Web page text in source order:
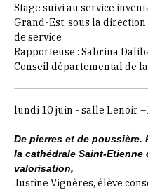
Stage suivi au service
Grand-Est, sous la
de service
Rapporteuse : Sabrina
Conseil départemental de
lundi 10 juin - salle Lenoir
De pierres et de
la cathédrale Saint-
valorisation,
Justine Vignères, élève